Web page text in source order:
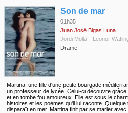
Son de mar
01h35
Juan José Bigas Luna
Jordi Mollá
Leonor
Drame
Martina, une fille d'une petite bourgade
un professeur de lycée. Celui-ci découvre
et en tombe fou amoureux. Elle est sous le
histoires et les poèmes qu'il lui raconte.
disparaît en mer. Martina finit par se marier